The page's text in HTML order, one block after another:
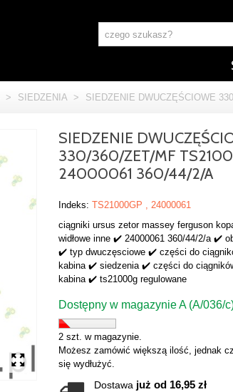
> SIEDZENIA > SIEDZENIE DWUCZĘŚCIOWE
SIEDZENIE
330/360/ZET/MF
24000061 360/44/2/A
Indeks: TS21000GP , 24000061
ciągniki ursus zetor massey ferguson
widłowe inne ✔️ 24000061 360/44/2/a ✔️
✔️ typ dwuczęsciowe ✔️ części do
kabina ✔️ siedzenia ✔️ części do
kabina ✔️ ts21000g regulowane
Dostępny w magazynie A (A/036/
2 szt. w magazynie.
Możesz zamówić większą ilość, jednak
się wydłużyć.
Dostawa już od 16,95 zł